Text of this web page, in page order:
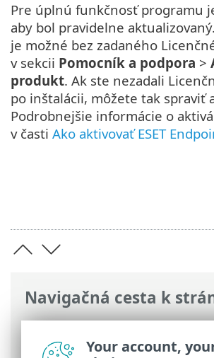
Navigačná cesta k
ESET Online pomocník>
Antivirus
>Ako začať>
Pre úplnú funkčnosť programu
aby bol pravidelne
je možné bez zadaného
v sekcii Pomocník a podpora >
produkt. Ak ste nezadali
po inštalácii, môžete tak spraviť
Podrobnejšie informácie o
v časti Ako aktivovať ESET
Your account,